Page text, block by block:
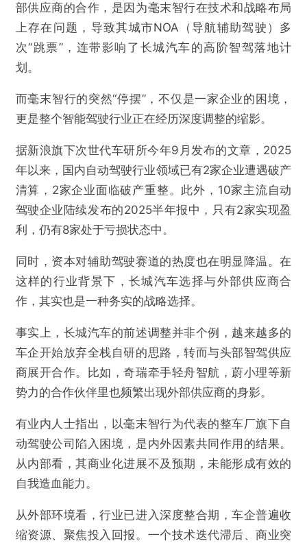
@雷达财经
80亿独角兽被曝停摆，魏建军放弃智驾“亲儿
子”？
欺诈 色情 诱导行为
不实信息 违法犯罪 其他
提交
部供应商的合作，是因为毫末智行在技术和战略布局
上存在问题，导致其城市NOA（导航辅助驾驶）多
次“跳票”，连带影响了长城汽车的高阶智驾落地计
划。
而毫末智行的突然“停摆”，不仅是一家企业的困境，
更是整个智能驾驶行业正在经历深度调整的缩影。
据新浪旗下次世代车研所今年9月发布的文章，2025
年以来，国内自动驾驶行业领域已有2家企业遭遇破产
清算，2家企业面临破产重整。此外，10家主流自动
驾驶企业陆续发布的2025半年报中，只有2家实现盈
利，仍有8家处于亏损状态中。
同时，资本对辅助驾驶赛道的热度也在明显降温。在
这样的行业背景下，长城汽车选择与外部供应商合
作，其实也是一种务实的战略选择。
事实上，长城汽车的前述调整并非个例，越来越多的
车企开始放弃全栈自研的思路，转而与头部智驾供应
商展开合作。比如，奇瑞牵手轻舟智航，蔚小理等新
势力的合作伙伴里也频繁出现外部供应商的身影。
有业内人士指出，以毫末智行为代表的整车厂旗下自
动驾驶公司陷入困境，是内外因素共同作用的结果。
从内部看，其商业化进展不及预期，未能形成有效的
自我造血能力。
从外部环境看，行业已进入深度整合期，车企普遍收
缩资源、聚焦投入回报。一个技术迭代滞后、商业突